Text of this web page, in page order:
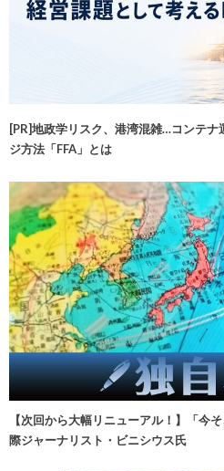
[PR]地政学リスク、港湾混雑…コンテナ
ジ方法「FFA」とは
【次回から大幅リニューアル！】「
際ジャーナリスト・ビニシウス氏